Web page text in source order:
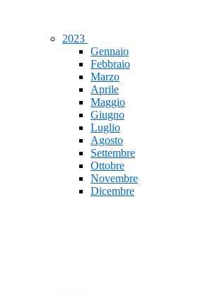
2023
Gennaio
Febbraio
Marzo
Aprile
Maggio
Giugno
Luglio
Agosto
Settembre
Ottobre
Novembre
Dicembre